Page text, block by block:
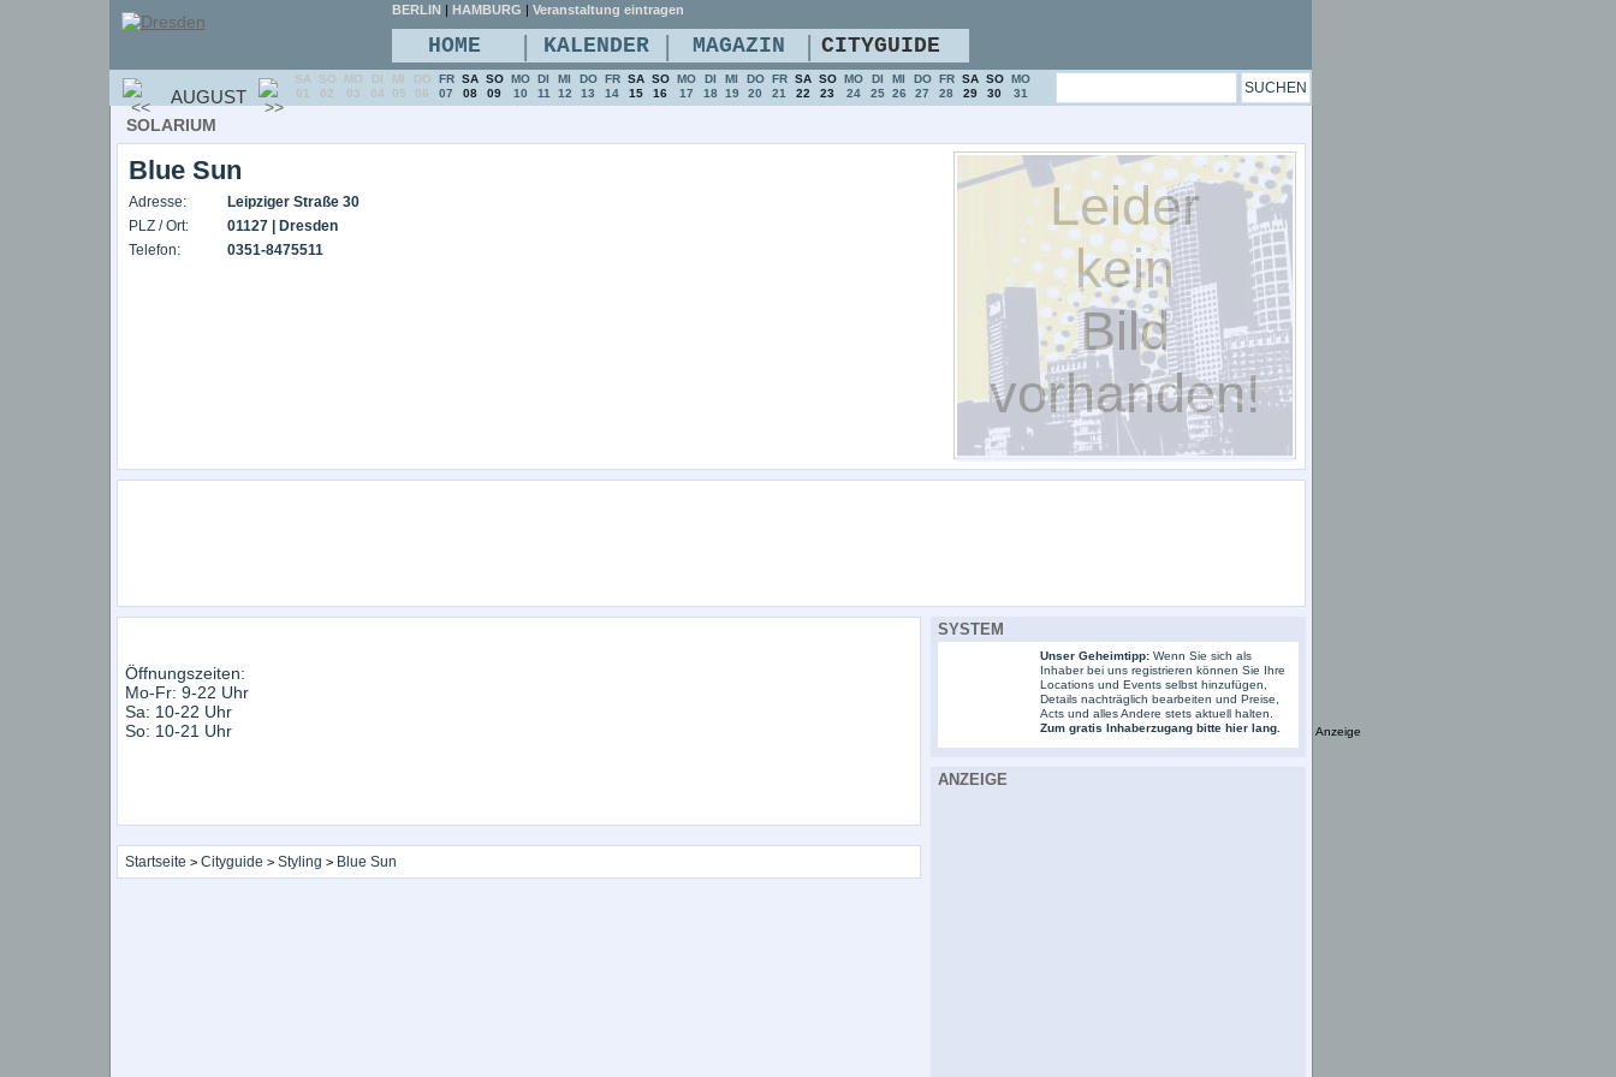
SOLARIUM
Blue Sun
Adresse:
Leipziger Straße 30
PLZ / Ort:
01127 | Dresden
Telefon:
0351-8475511
Leider
kein
Bild
vorhanden!
Öffnungszeiten:
Mo-Fr: 9-22 Uhr
Sa: 10-22 Uhr
So: 10-21 Uhr
Startseite > Cityguide > Styling > Blue Sun
SYSTEM
Unser Geheimtipp:Wenn Sie sich als
Inhaber bei uns registrieren können Sie Ihre
Locations und Events selbst hinzufügen,
Details nachträglich bearbeiten und Preise,
Acts und alles Andere stets aktuell halten.
Zum gratis Inhaberzugang bitte hier lang.
ANZEIGE
BERLIN | HAMBURG | Veranstaltung eintragen
HOME | KALENDER | MAGAZIN | CITYGUIDE
AUGUST
SA
01
SO
02
MO
03
DI
04
MI
05
DO
06
FR
07
SA
08
SO
09
MO
10
DI
11
MI
12
DO
13
FR
14
SA
15
SO
16
MO
17
DI
18
MI
19
DO
20
FR
21
SA
22
SO
23
MO
24
DI
25
MI
26
DO
27
FR
28
SA
29
SO
30
MO
31
Anzeige